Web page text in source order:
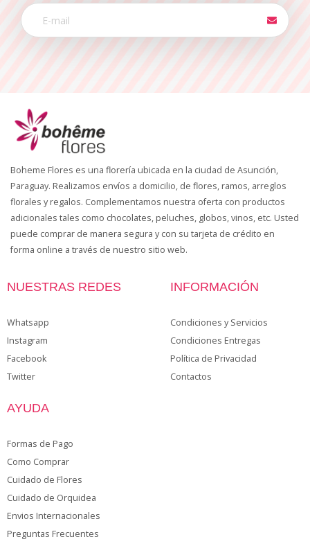
Boheme Flores es una florería ubicada en la ciudad de Asunción,
Paraguay. Realizamos envíos a domicilio, de flores, ramos, arreglos
florales y regalos. Complementamos nuestra oferta con productos
adicionales tales como chocolates, peluches, globos, vinos, etc. Usted
puede comprar de manera segura y con su tarjeta de crédito en
forma online a través de nuestro sitio web.
NUESTRAS REDES
Whatsapp
Instagram
Facebook
Twitter
INFORMACIÓN
Condiciones y Servicios
Condiciones Entregas
Política de Privacidad
Contactos
AYUDA
Formas de Pago
Como Comprar
Cuidado de Flores
Cuidado de Orquidea
Envios Internacionales
Preguntas Frecuentes